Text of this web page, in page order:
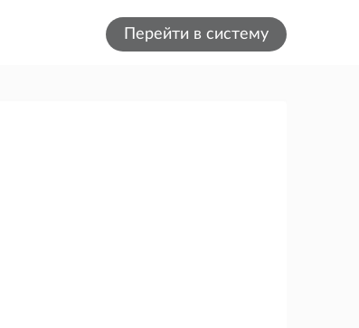
Перейти в систему